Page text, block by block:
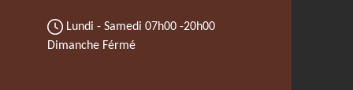
Lundi - Samedi 07h00 -20h00
Dimanche Férmé